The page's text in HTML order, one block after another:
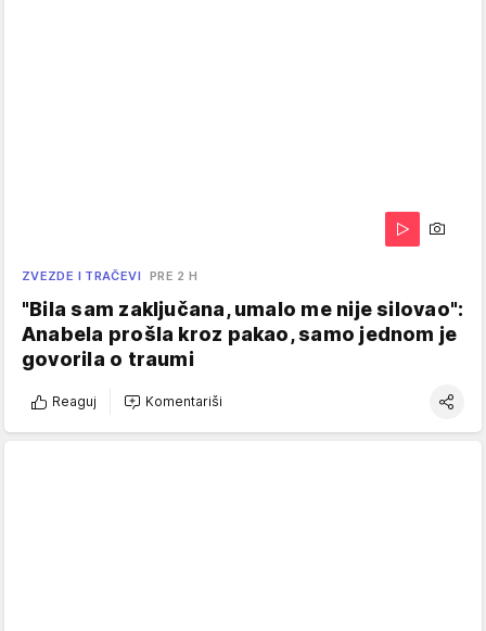
ZVEZDE I TRAČEVI PRE 2 H
"Bila sam zaključana, umalo me nije silovao":
Anabela prošla kroz pakao, samo jednom je
govorila o traumi
Reaguj Komentariši